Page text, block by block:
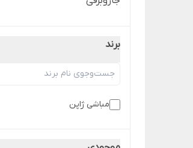
برند
مباشی ژاپن